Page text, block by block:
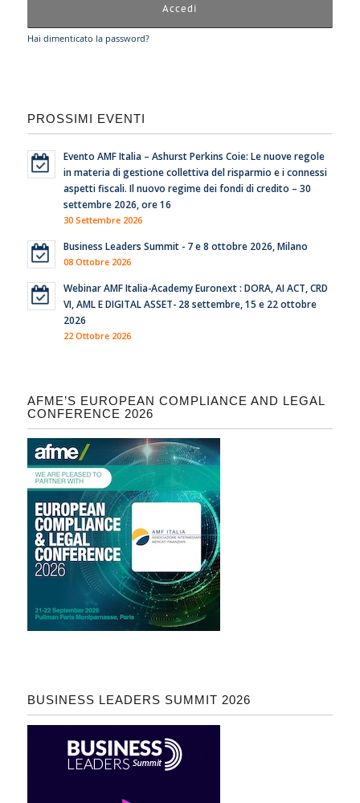
Hai dimenticato la password?
PROSSIMI EVENTI
Evento AMF Italia – Ashurst Perkins Coie: Le nuove regole
in materia di gestione collettiva del risparmio e i connessi
aspetti fiscali. Il nuovo regime dei fondi di credito – 30
settembre 2026, ore 16
30 Settembre 2026
Business Leaders Summit - 7 e 8 ottobre 2026, Milano
08 Ottobre 2026
Webinar AMF Italia-Academy Euronext : DORA, AI ACT, CRD
VI, AML E DIGITAL ASSET- 28 settembre, 15 e 22 ottobre
2026
22 Ottobre 2026
AFME’S EUROPEAN COMPLIANCE AND LEGAL
CONFERENCE 2026
BUSINESS LEADERS SUMMIT 2026